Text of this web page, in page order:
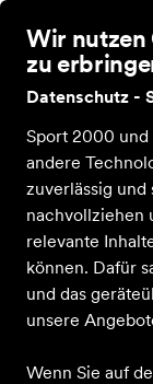
Wir nutzen
zu
Datenschutz -
Sport 2000 und
andere
zuverlässig
nachvollziehen
relevante
können. Dafür
und das
unsere
Wenn Sie auf